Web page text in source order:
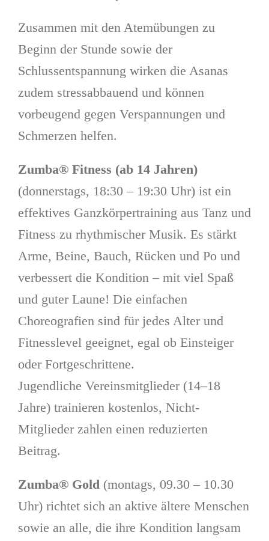
Zusammen mit den Atemübungen zu
Beginn der Stunde sowie der
Schlussentspannung wirken die Asanas
zudem stressabbauend und können
vorbeugend gegen Verspannungen und
Schmerzen helfen.
Zumba® Fitness (ab 14 Jahren)
(donnerstags, 18:30 – 19:30 Uhr) ist ein
effektives Ganzkörpertraining aus Tanz und
Fitness zu rhythmischer Musik. Es stärkt
Arme, Beine, Bauch, Rücken und Po und
verbessert die Kondition – mit viel Spaß
und guter Laune! Die einfachen
Choreografien sind für jedes Alter und
Fitnesslevel geeignet, egal ob Einsteiger
oder Fortgeschrittene.
Jugendliche Vereinsmitglieder (14–18
Jahre) trainieren kostenlos, Nicht-
Mitglieder zahlen einen reduzierten
Beitrag.
Zumba® Gold (montags, 09.30 – 10.30
Uhr) richtet sich an aktive ältere Menschen
sowie an alle, die ihre Kondition langsam